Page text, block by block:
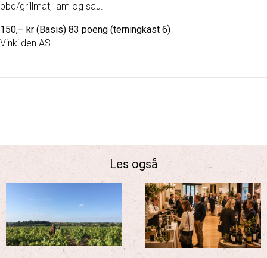
bbq/grillmat, lam og sau.
150,– kr (Basis) 83 poeng (terningkast 6)
Vinkilden AS
Les også